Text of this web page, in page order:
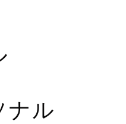
ナル